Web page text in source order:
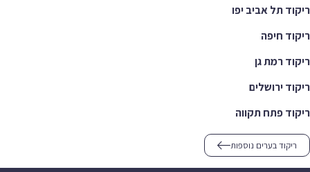
ריקוד תל אביב יפו
ריקוד חיפה
ריקוד רמת גן
ריקוד ירושלים
ריקוד פתח תקווה
ריקוד בערים נוספות